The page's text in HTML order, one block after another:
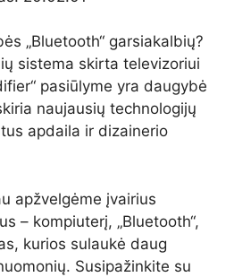
„Bluetooth“ garsiakalbių?
sistema skirta televizoriui
pasiūlyme yra daugybė
naujausių technologijų
apdaila ir dizainerio
apžvelgėme įvairius
– kompiuterį, „Bluetooth“,
kurios sulaukė daug
Susipažinkite su